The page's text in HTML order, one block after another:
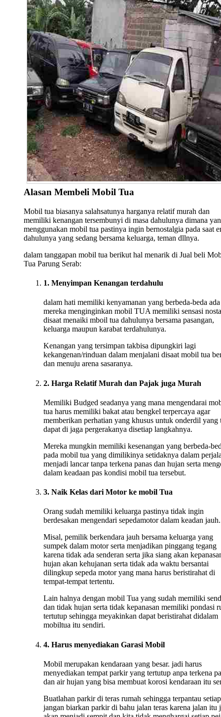
Alasan Membeli Mobil Tua
Mobil tua biasanya salahsatunya harganya relatif murah dan
memiliki kenangan tersembunyi di masa dahulunya dimana
menggunakan mobil tua pastinya ingin bernostalgia pada saat
dahulunya yang sedang bersama keluarga, teman dllnya.
dalam tanggapan mobil tua berikut hal menarik di Jual beli
Tua Parung Serab:
1. Menyimpan Kenangan terdahulu
dalam hati memiliki kenyamanan yang berbeda-beda
mereka menginginkan mobil TUA memiliki sensasi
disaat menaiki mboil tua dahulunya bersama pasangan,
keluarga maupun karabat terdahulunya.
Kenangan yang tersimpan takbisa dipungkiri lagi
kekangenan/rinduan dalam menjalani disaat mobil tua
dan menuju arena sasaranya.
2. Harga Relatif Murah dan Pajak juga Murah
Memiliki Budged seadanya yang mana mengendarai
tua harus memiliki bakat atau bengkel terpercaya agar
memberikan perhatian yang khusus untuk onderdil yang
dapat di jaga pergerakanya disetiap langkahnya.
Mereka mungkin memiliki kesenangan yang berbeda-
pada mobil tua yang dimilikinya setidaknya dalam
menjadi lancar tanpa terkena panas dan hujan serta
dalam keadaan pas kondisi mobil tua tersebut.
3. Naik Kelas dari Motor ke mobil Tua
Orang sudah memiliki keluarga pastinya tidak ingin
berdesakan mengendari sepedamotor dalam keadan jauh.
Misal, pemilik berkendara jauh bersama keluarga yang
sumpek dalam motor serta menjadikan pinggang tegang
karena tidak ada senderan serta jika siang akan
hujan akan kehujanan serta tidak ada waktu bersantai
dilingkup sepeda motor yang mana harus beristirahat di
tempat-tempat tertentu.
Lain halnya dengan mobil Tua yang sudah memiliki
dan tidak hujan serta tidak kepanasan memiliki pondasi
tertutup sehingga meyakinkan dapat beristirahat didalam
mobiltua itu sendiri.
4. Harus menyediakan Garasi Mobil
Mobil merupakan kendaraan yang besar. jadi harus
menyediakan tempat parkir yang tertutup anpa terkena
dan air hujan yang bisa membuat korosi kendaraan itu
Buatlahan parkir di teras rumah sehingga terpantau
jangan biarkan parkir di bahu jalan teras karena jalan itu